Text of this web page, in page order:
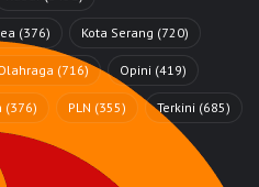
(376) Kota Serang (720)
(716) Opini (419)
(376) PLN (355) Terkini (685)